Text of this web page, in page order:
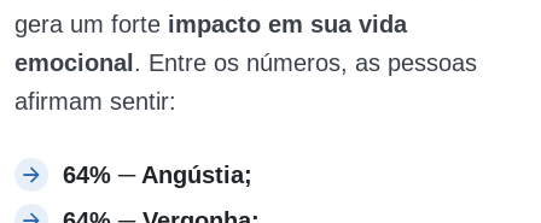
gera um forte impacto em sua vida
emocional. Entre os números, as pessoas
afirmam sentir:
64% ─ Angústia;